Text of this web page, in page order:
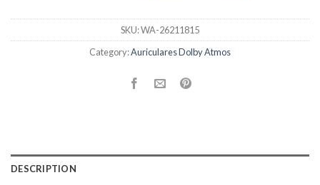
SKU:WA-26211815
Category:Auriculares Dolby Atmos
DESCRIPTION